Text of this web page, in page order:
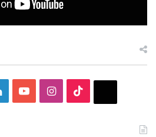
LinkedInYouTubeInstagram